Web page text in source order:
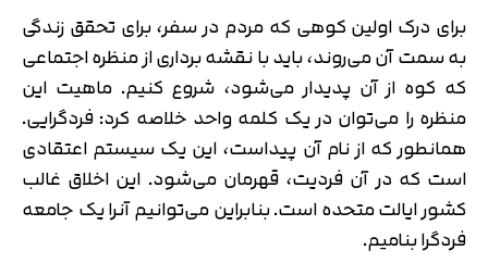
برای درک اولین کوهی که مردم در سفر، برای تحقق زندگی
به سمت آن می‌روند، باید با نقشه برداری از منظره اجتماعی
که کوه از آن پدیدار می‌شود، شروع کنیم. ماهیت این
منظره را می‌توان در یک کلمه واحد خلاصه کرد: فردگرایی.
همانطور که از نام آن پیداست، این یک سیستم اعتقادی
است که در آن فردیت، قهرمان می‌شود. این اخلاق غالب
کشور ایالت متحده است. بنابراین می‌توانیم آنرا یک جامعه
فردگرا بنامیم.